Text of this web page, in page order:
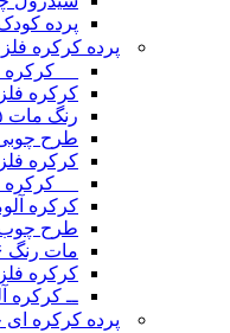
پرده
پرده کرکره
__ کرکره فلزی
کرکره فلزی
رنگ مات ۲۵.م.م
طرح چوبی
کرکره فلزی
__ کرکره فلزی
کرکره
طرح چوب
مات رنگ ۱۶.م.م
کرکره فلزی
ــ کرکره
پرده کرکره ای